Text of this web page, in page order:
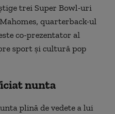
trei Super Bowl-uri
quarterback-ul
co-prezentator al
sport şi cultură pop
nunta
plină de vedete a lui